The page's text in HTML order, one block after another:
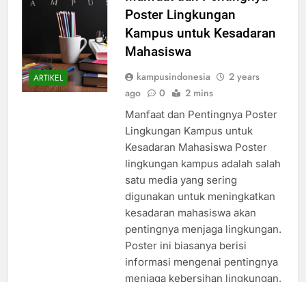
ARTIKEL
Manfaat dan Pentingnya
Poster Lingkungan
Kampus untuk Kesadaran
kampusindonesia
Manfaat dan Pentingnya Poster
Lingkungan Kampus untuk
Kesadaran Mahasiswa Poster
lingkungan kampus adalah salah
satu media yang sering
digunakan untuk meningkatkan
kesadaran mahasiswa akan
pentingnya menjaga lingkungan.
Poster ini biasanya berisi
informasi mengenai pentingnya